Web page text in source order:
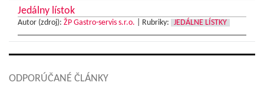
Jedálny lístok
Autor (zdroj): ŽP Gastro-servis s.r.o. Rubriky: JEDÁLNE LÍSTKY
ODPORÚČANÉ ČLÁNKY